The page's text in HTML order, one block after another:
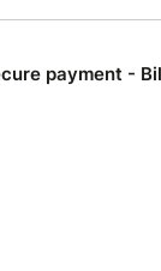
payment -